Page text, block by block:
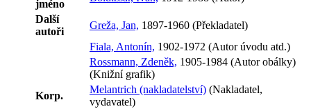
jméno
Další
autoři
Greža, Jan, 1897-1960 (Překladatel)
Fiala, Antonín, 1902-1972 (Autor úvodu atd.)
Rossmann, Zdeněk, 1905-1984 (Autor obálky)
(Knižní grafik)
Korp.
Melantrich (nakladatelství) (Nakladatel,
vydavatel)